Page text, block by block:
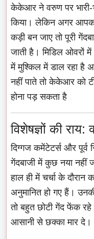
केकेआर ने वरुण पर भारी-
किया। लेकिन अगर
कड़ी बन जाए तो पूरी
जाती है। मिडिल ओवरों
में मुश्किल में डाल रहा है
नहीं पाते तो केकेआर को
होना पड़ सकता है
विशेषज्ञों की राय:
दिग्गज कमेंटेटर्स और पूर्व
गेंदबाजी में कुछ नया नहीं
हाल ही में चर्चा के
अनुमानित हो गए हैं।
तो बहुत छोटी गेंद फेंक
आसानी से छक्का मार दे।